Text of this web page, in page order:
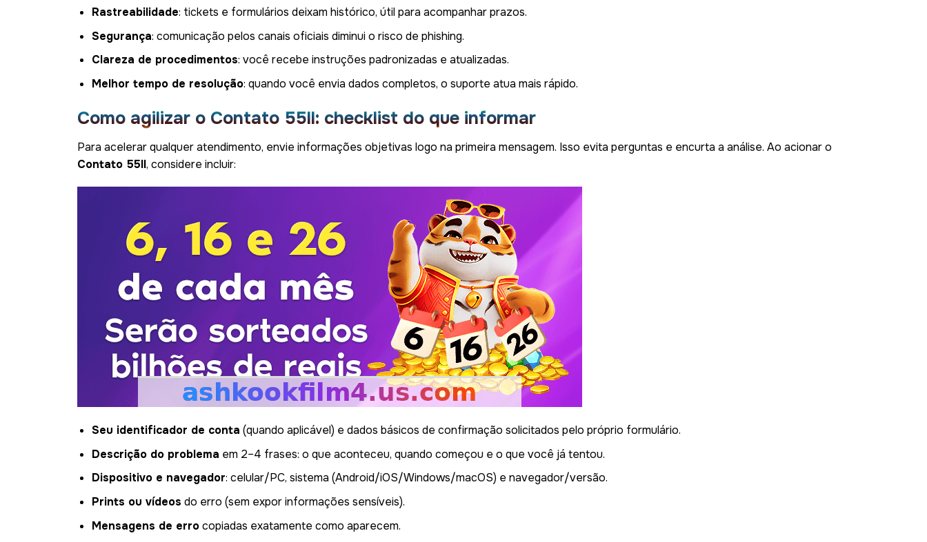
Rastreabilidade: tickets e formulários deixam histórico, útil para acompanhar prazos.
Segurança: comunicação pelos canais oficiais diminui o risco de phishing.
Clareza de procedimentos: você recebe instruções padronizadas e atualizadas.
Melhor tempo de resolução: quando você envia dados completos, o suporte atua mais rápido.
Como agilizar o Contato 55ll: checklist do que informar
Para acelerar qualquer atendimento, envie informações objetivas logo na primeira mensagem. Isso evita perguntas e encurta a análise. Ao acionar o
Contato 55ll, considere incluir:
Seu identificador de conta (quando aplicável) e dados básicos de confirmação solicitados pelo próprio formulário.
Descrição do problema em 2–4 frases: o que aconteceu, quando começou e o que você já tentou.
Dispositivo e navegador: celular/PC, sistema (Android/iOS/Windows/macOS) e navegador/versão.
Prints ou vídeos do erro (sem expor informações sensíveis).
Mensagens de errocopiadas exatamente como aparecem.